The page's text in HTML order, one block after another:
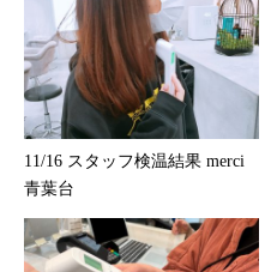
11/16 スタッフ検温結果 merci
青葉台